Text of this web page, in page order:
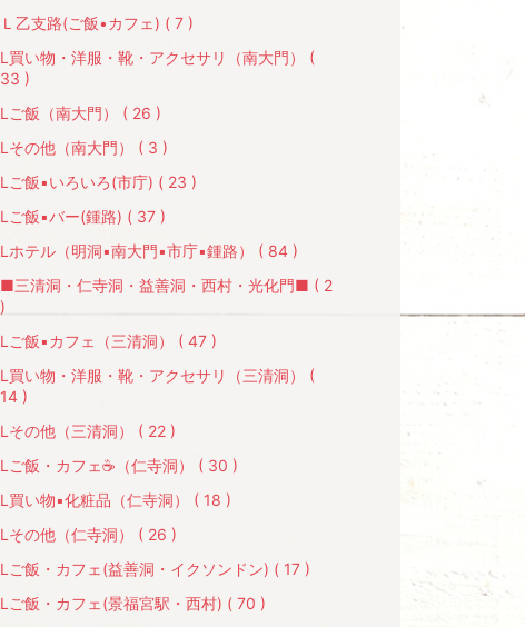
Ｌ乙支路(ご飯•カフェ) ( 7 )
L買い物・洋服・靴・アクセサリ（南大門） (
33 )
Lご飯（南大門） ( 26 )
Lその他（南大門） ( 3 )
Lご飯▪いろいろ(市庁) ( 23 )
Lご飯▪バー(鍾路) ( 37 )
Lホテル（明洞▪南大門▪市庁▪鍾路） ( 84 )
■三清洞・仁寺洞・益善洞・西村・光化門■ ( 2
)
Lご飯▪カフェ（三清洞） ( 47 )
L買い物・洋服・靴・アクセサリ（三清洞） (
14 )
Lその他（三清洞） ( 22 )
Lご飯・カフェ☕️（仁寺洞） ( 30 )
L買い物▪化粧品（仁寺洞） ( 18 )
Lその他（仁寺洞） ( 26 )
Lご飯・カフェ(益善洞・イクソンドン) ( 17 )
Lご飯・カフェ(景福宮駅・西村) ( 70 )